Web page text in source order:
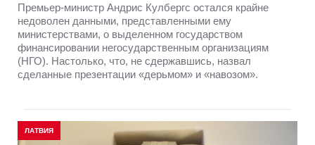
Премьер-министр Андрис Кулбергс остался крайне
недоволен данными, представленными ему
министерствами, о выделенном государством
финансировании негосударственным организациям
(НГО). Настолько, что, не сдержавшись, назвал
сделанные презентации «дерьмом» и «навозом».
ЛАТВИЯ